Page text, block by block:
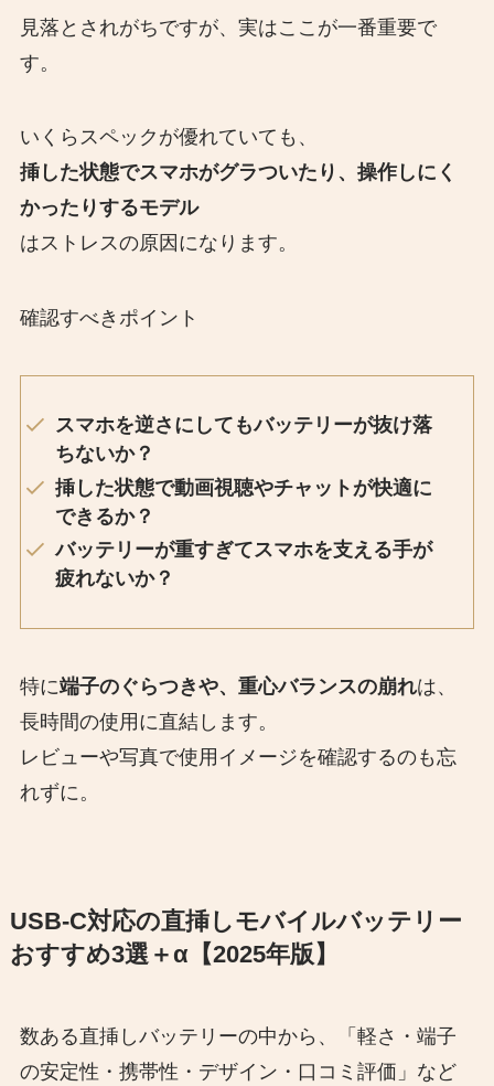
見落とされがちですが、実はここが一番重要で
す。
いくらスペックが優れていても、
挿した状態でスマホがグラついたり、操作しにく
かったりするモデル
はストレスの原因になります。
確認すべきポイント
スマホを逆さにしてもバッテリーが抜け落
ちないか？
挿した状態で動画視聴やチャットが快適に
できるか？
バッテリーが重すぎてスマホを支える手が
疲れないか？
特に端子のぐらつきや、重心バランスの崩れは、
長時間の使用に直結します。
レビューや写真で使用イメージを確認するのも忘
れずに。
USB-C対応の直挿しモバイルバッテリー
おすすめ3選＋α【2025年版】
数ある直挿しバッテリーの中から、「軽さ・端子
の安定性・携帯性・デザイン・口コミ評価」など